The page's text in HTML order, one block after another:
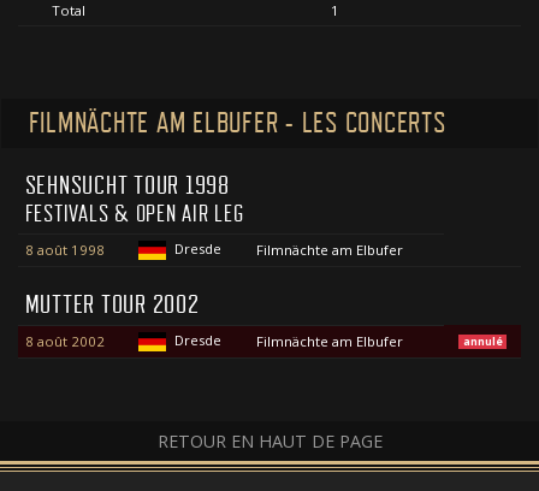
Total
1
FILMNÄCHTE AM ELBUFER - LES CONCERTS
SEHNSUCHT TOUR 1998
FESTIVALS & OPEN AIR LEG
8 août 1998 Dresde Filmnächte am Elbufer
MUTTER TOUR 2002
8 août 2002 Dresde Filmnächte am Elbufer annulé
RETOUR EN HAUT DE PAGE